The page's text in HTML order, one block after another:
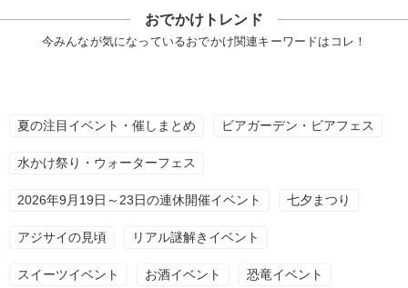
おでかけトレンド
今みんなが気になっているおでかけ関連キーワードはコレ！
夏の注目イベント・催しまとめ ビアガーデン・ビアフェス
水かけ祭り・ウォーターフェス
2026年9月19日～23日の連休開催イベント 七夕まつり
アジサイの見頃 リアル謎解きイベント
スイーツイベント お酒イベント 恐竜イベント